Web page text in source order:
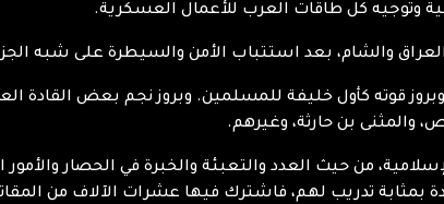
وتوجيه كل طاقات العرب للأعمال العسكرية.
والشام، بعد استتباب الأمن والسيطرة على شبه
قوته كأول خليفة للمسلمين. وبروز نجم بعض القادة
والمثنى بن حارثة، وغيرهم.
من حيث العدد والتعبئة والخبرة في الحصار
بمثابة تدريب لهم، فاشترك فيها عشرات الآلاف من